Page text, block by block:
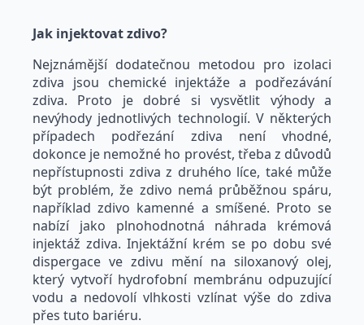
Jak injektovat zdivo?
Nejznámější dodatečnou metodou pro izolaci
zdiva jsou chemické injektáže a podřezávání
zdiva. Proto je dobré si vysvětlit výhody a
nevýhody jednotlivých technologií. V některých
případech podřezání zdiva není vhodné,
dokonce je nemožné ho provést, třeba z důvodů
nepřístupnosti zdiva z druhého líce, také může
být problém, že zdivo nemá průběžnou spáru,
například zdivo kamenné a smíšené. Proto se
nabízí jako plnohodnotná náhrada krémová
injektáž zdiva. Injektážní krém se po dobu své
dispergace ve zdivu mění na siloxanový olej,
který vytvoří hydrofobní membránu odpuzující
vodu a nedovolí vlhkosti vzlínat výše do zdiva
přes tuto bariéru.